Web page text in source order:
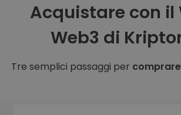
Acquistare con il
Web3 di
Tre semplici passaggi per comprare